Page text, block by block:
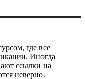
где все
Иногда
ссылки на
неверно.